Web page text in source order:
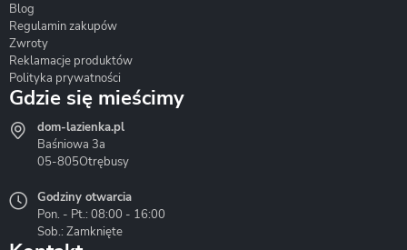
Hydrostop
Blog
Regulamin zakupów
Zwroty
Reklamacje produktów
Polityka prywatności
Gdzie się mieścimy
dom-lazienka.pl
Baśniowa 3a
05-805Otrębusy
Godziny otwarcia
Pon. - Pt.: 08:00 - 16:00
Sob.: Zamknięte